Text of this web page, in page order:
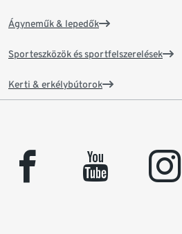
Ágyneműk & lepedők
Sporteszközök és sportfelszerelések
Kerti & erkélybútorok
facebook youtube instagram